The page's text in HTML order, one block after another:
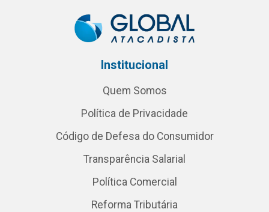
Institucional
Quem Somos
Política de Privacidade
Código de Defesa do Consumidor
Transparência Salarial
Política Comercial
Reforma Tributária